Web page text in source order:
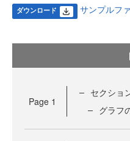
ダウンロード サンプルフ
Page 1
セクショ
グラフ